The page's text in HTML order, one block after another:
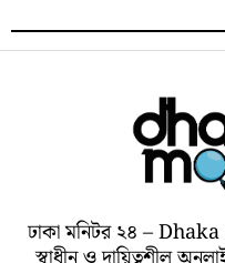
ঢাকা মনিটর ২৪ –